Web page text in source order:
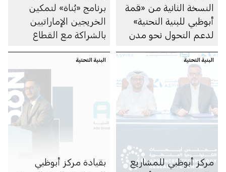
النسخة الثانية من «قمة
أبوظبي للبنية التحتية»
لدعم التحول نحو مدن
برنامج «بُناة» لتمكين
الخريجين الإماراتيين
بالشراكة مع القطاع
البنية التحتية
مركز أبوظبي للمشاريع
البنية التحتية
بقيادة مركز أبوظبي